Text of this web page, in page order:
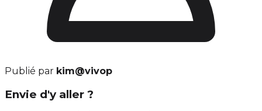
Publié par kim@vivop
Envie d'y aller ?